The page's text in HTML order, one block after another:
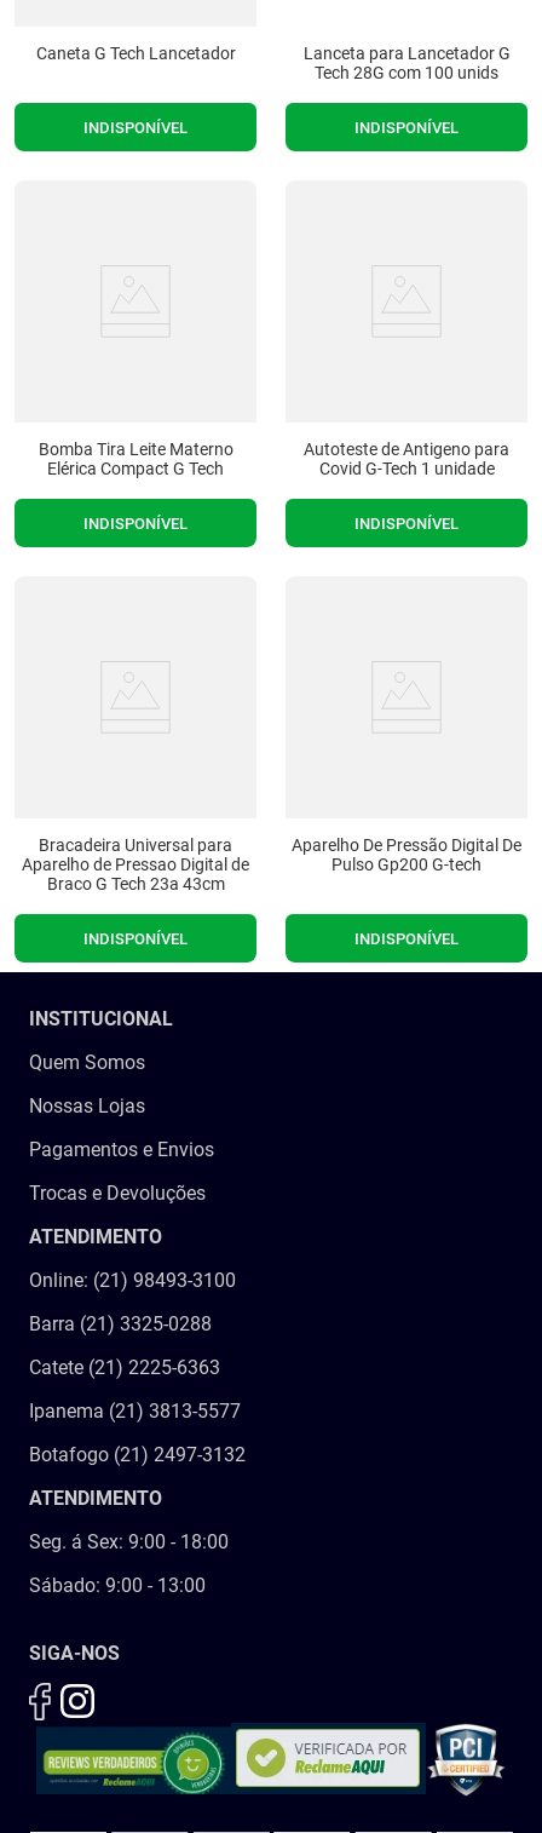
Caneta G Tech Lancetador
INDISPONÍVEL
Lanceta para Lancetador G
Tech 28G com 100 unids
INDISPONÍVEL
Bomba Tira Leite Materno
Elérica Compact G Tech
INDISPONÍVEL
Autoteste de Antigeno para
Covid G-Tech 1 unidade
INDISPONÍVEL
Bracadeira Universal para
Aparelho de Pressao Digital de
Braco G Tech 23a 43cm
INDISPONÍVEL
Aparelho De Pressão Digital De
Pulso Gp200 G-tech
INDISPONÍVEL
INSTITUCIONAL
Quem Somos
Nossas Lojas
Pagamentos e Envios
Trocas e Devoluções
ATENDIMENTO
Online: (21) 98493-3100
Barra (21) 3325-0288
Catete (21) 2225-6363
Ipanema (21) 3813-5577
Botafogo (21) 2497-3132
ATENDIMENTO
Seg. á Sex: 9:00 - 18:00
Sábado: 9:00 - 13:00
SIGA-NOS